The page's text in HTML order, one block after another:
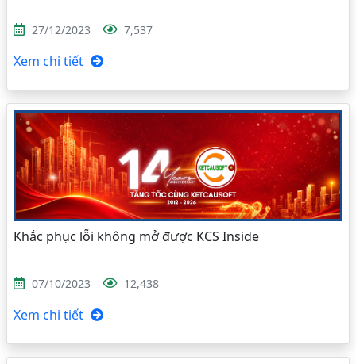
27/12/2023 7,537
Xem chi tiết
Khắc phục lỗi không mở được KCS Inside
07/10/2023 12,438
Xem chi tiết